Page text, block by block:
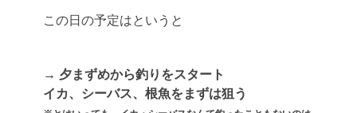
この日の予定はというと
→ 夕まずめから釣りをスタート
イカ、シーバス、根魚をまずは狙う